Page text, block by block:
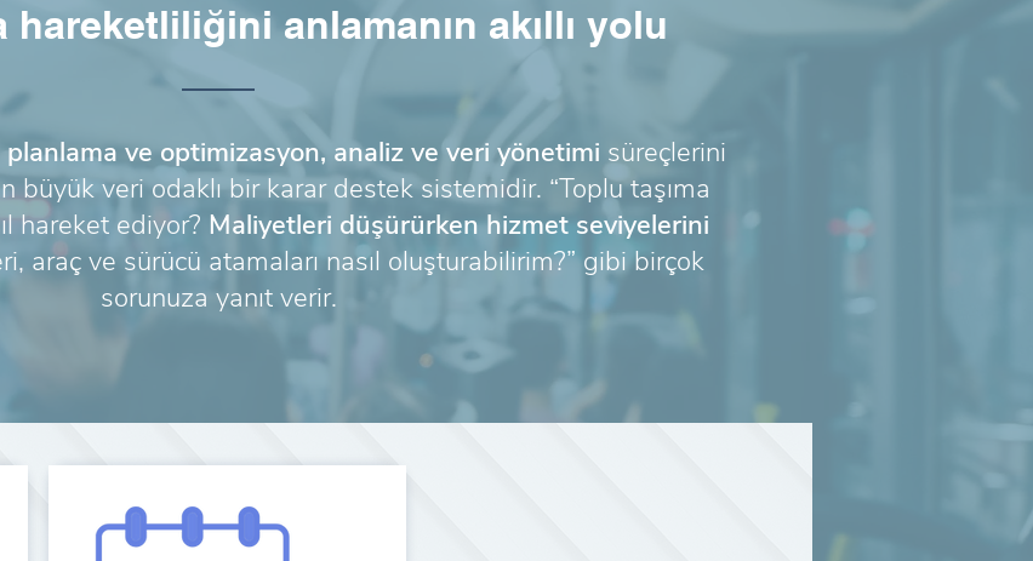
hareketliliğini anlamanın akıllı yolu
planlama ve optimizasyon, analiz ve veri yönetimi süreçlerini
büyük veri odaklı bir karar destek sistemidir. “Toplu taşıma
hareket ediyor? Maliyetleri düşürürken hizmet seviyelerini
araç ve sürücü atamaları nasıl oluşturabilirim?” gibi birçok
sorunuza yanıt verir.